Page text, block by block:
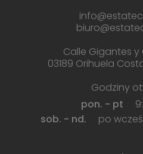
Calle Gigantes
03189 Orihuela
Godziny
pon. - pt
sob. - nd.
po